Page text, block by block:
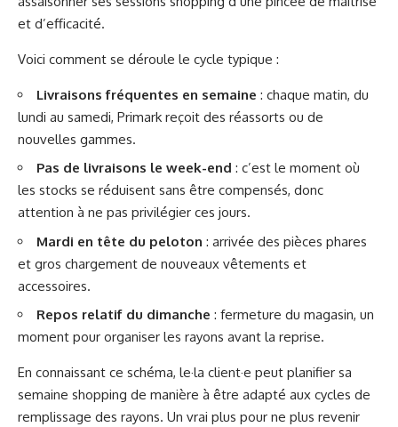
et d’efficacité.
Voici comment se déroule le cycle typique :
Livraisons fréquentes en semaine : chaque matin, du
lundi au samedi, Primark reçoit des réassorts ou de
nouvelles gammes.
Pas de livraisons le week-end : c’est le moment où
les stocks se réduisent sans être compensés, donc
attention à ne pas privilégier ces jours.
Mardi en tête du peloton : arrivée des pièces phares
et gros chargement de nouveaux vêtements et
accessoires.
Repos relatif du dimanche : fermeture du magasin, un
moment pour organiser les rayons avant la reprise.
En connaissant ce schéma, le·la client·e peut planifier sa
semaine shopping de manière à être adapté aux cycles de
remplissage des rayons. Un vrai plus pour ne plus revenir